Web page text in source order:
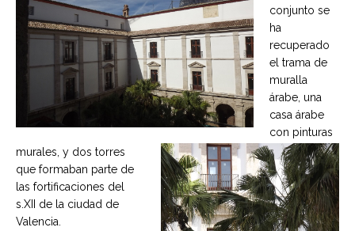
conjunto se
ha
recuperado
el trama de
muralla
árabe, una
casa árabe
con pinturas
murales, y dos torres
que formaban parte de
las fortificaciones del
s.XII de la ciudad de
Valencia.